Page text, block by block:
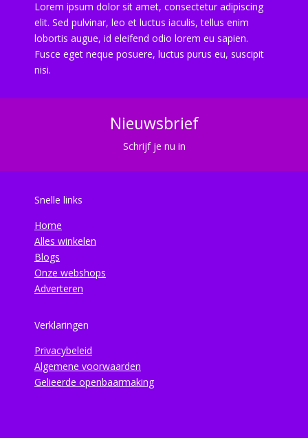
Lorem ipsum dolor sit amet, consectetur adipiscing
elit. Sed pulvinar, leo et luctus iaculis, tellus enim
lobortis augue, id eleifend odio lorem eu sapien.
Fusce eget neque posuere, luctus purus eu, suscipit
nisi.
Nieuwsbrief
Schrijf je nu in
Snelle links
Home
Alles winkelen
Blogs
Onze webshops
Adverteren
Verklaringen
Privacybeleid
Algemene voorwaarden
Gelieerde openbaarmaking